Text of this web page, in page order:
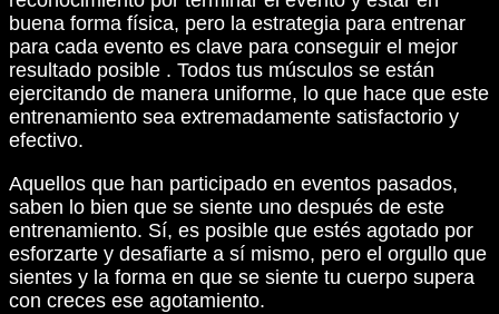
buena forma física, pero la estrategia para entrenar
para cada evento es clave para conseguir el mejor
resultado posible . Todos tus músculos se están
ejercitando de manera uniforme, lo que hace que este
entrenamiento sea extremadamente satisfactorio y
efectivo.
Aquellos que han participado en eventos pasados,
saben lo bien que se siente uno después de este
entrenamiento. Sí, es posible que estés agotado por
esforzarte y desafiarte a sí mismo, pero el orgullo que
sientes y la forma en que se siente tu cuerpo supera
con creces ese agotamiento.